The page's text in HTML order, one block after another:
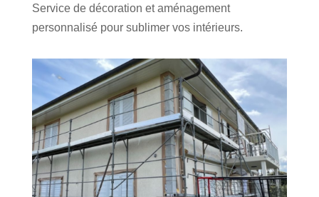
Service de décoration et aménagement
personnalisé pour sublimer vos intérieurs.